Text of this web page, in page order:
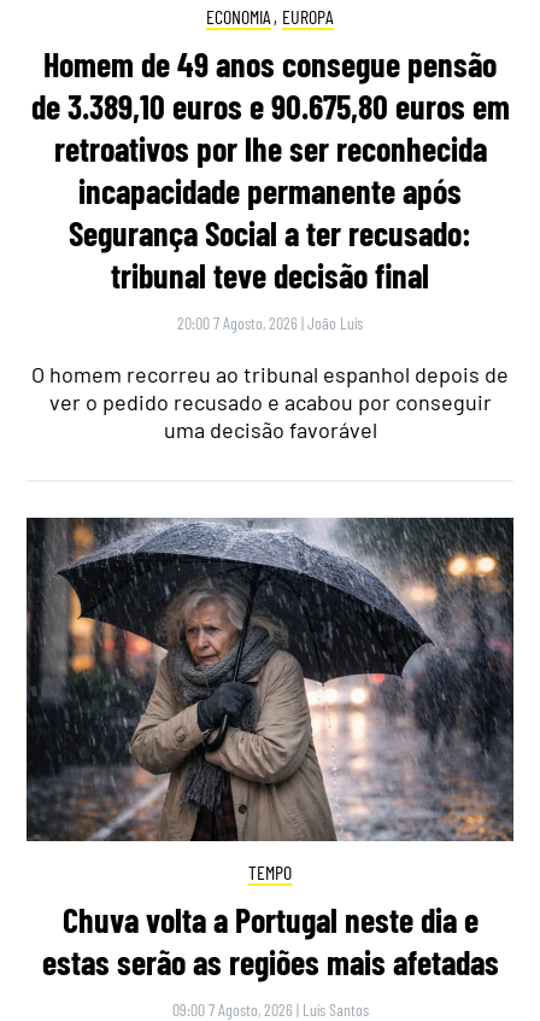
ECONOMIA , EUROPA
Homem de 49 anos consegue pensão
de 3.389,10 euros e 90.675,80 euros em
retroativos por lhe ser reconhecida
incapacidade permanente após
Segurança Social a ter recusado:
tribunal teve decisão final
20:00 7 Agosto, 2026 |João Luís
O homem recorreu ao tribunal espanhol depois de
ver o pedido recusado e acabou por conseguir
uma decisão favorável
TEMPO
Chuva volta a Portugal neste dia e
estas serão as regiões mais afetadas
09:00 7 Agosto, 2026 | Luís Santos